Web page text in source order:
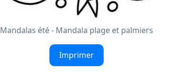
Mandalas été - Mandala plage et palmiers
Imprimer